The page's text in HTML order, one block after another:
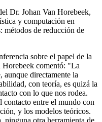
Dr. Johan Van Horebeek,
y computación en
métodos de reducción de
sobre el papel de la
Horebeek comentó: "La
aunque directamente la
con teoría, es quizá la
con lo que nos rodea.
contacto entre el mundo con
y los modelos teóricos.